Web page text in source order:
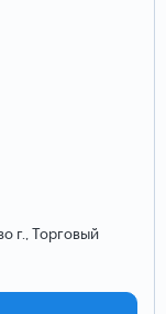
г., Торговый